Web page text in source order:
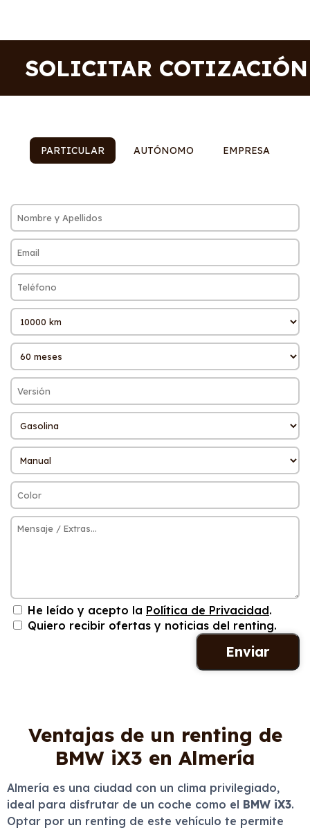
SOLICITAR COTIZACIÓN
PARTICULAR AUTÓNOMO EMPRESA
He leído y acepto la Política de Privacidad.
Quiero recibir ofertas y noticias del renting.
Ventajas de un renting de
BMW iX3 en Almería
Almería es una ciudad con un clima privilegiado,
ideal para disfrutar de un coche como el BMW iX3.
Optar por un renting de este vehículo te permite